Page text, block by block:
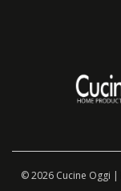
© 2026 Cucine Oggi |